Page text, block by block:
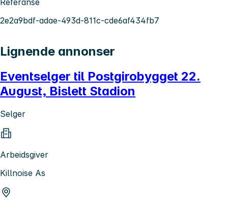
2e2a9bdf-adae-493d-811c-cde6af434fb7
Lignende annonser
Eventselger til Postgirobygget 22.
August, Bislett Stadion
Selger
Arbeidsgiver
Killnoise As